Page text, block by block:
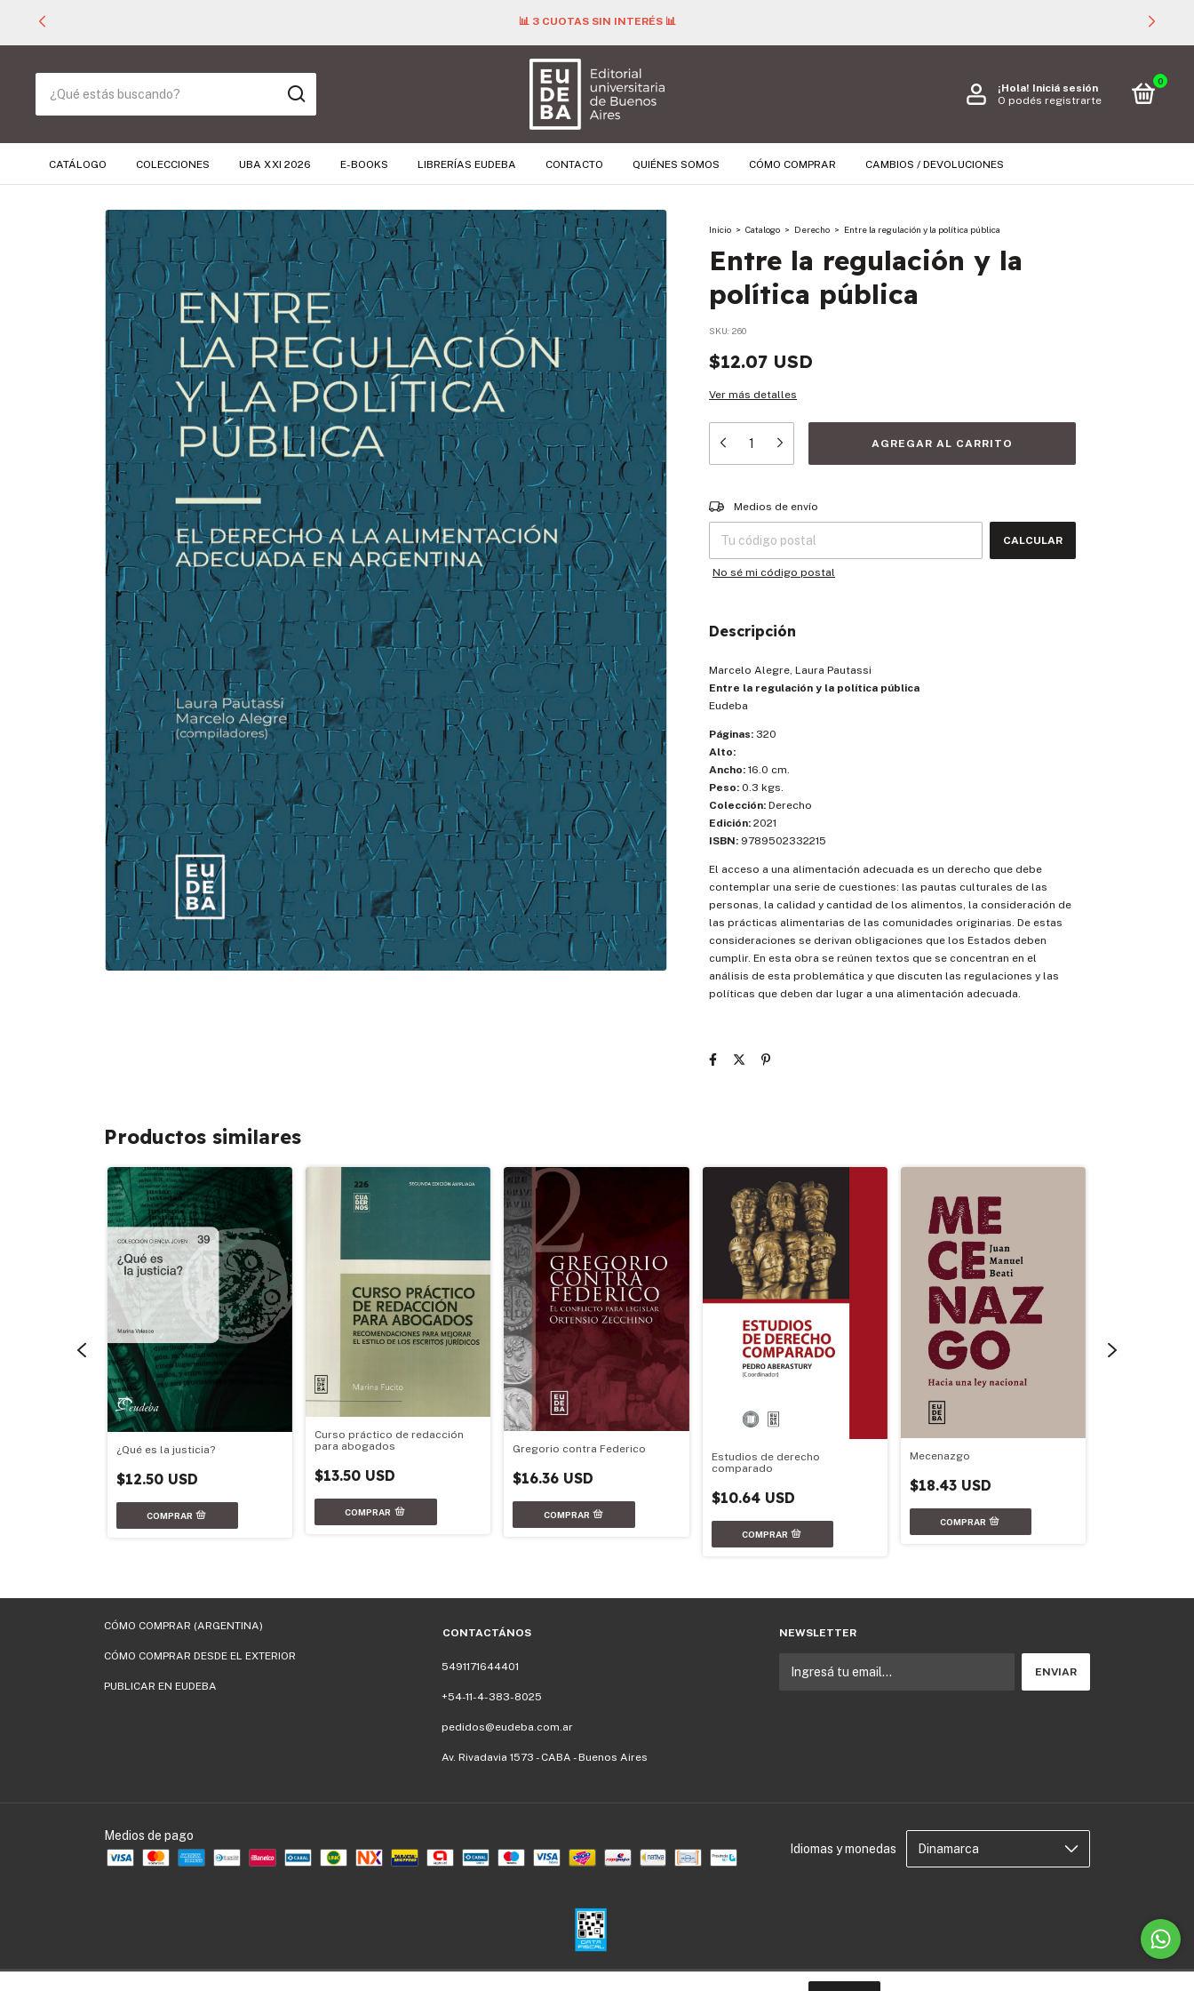
📊 3 CUOTAS SIN INTERÉS 📊
¡Hola! Iniciá sesión
O podés registrarte
0
CATÁLOGO COLECCIONES UBA XXI 2026 E-BOOKS LIBRERÍAS EUDEBA CONTACTO QUIÉNES SOMOS CÓMO COMPRAR CAMBIOS / DEVOLUCIONES
Inicio > Catalogo > Derecho > Entre la regulación y la política pública
Entre la regulación y la
política pública
SKU: 260
$12.07 USD
Ver más detalles
Entregas para el CP:
Medios de envío
CALCULAR
No sé mi código postal
Descripción
Marcelo Alegre, Laura Pautassi
Entre la regulación y la política pública
Eudeba
Páginas: 320
Alto:
Ancho: 16.0 cm.
Peso: 0.3 kgs.
Colección: Derecho
Edición: 2021
ISBN: 9789502332215
El acceso a una alimentación adecuada es un derecho que debe
contemplar una serie de cuestiones: las pautas culturales de las
personas, la calidad y cantidad de los alimentos, la consideración de
las prácticas alimentarias de las comunidades originarias. De estas
consideraciones se derivan obligaciones que los Estados deben
cumplir. En esta obra se reúnen textos que se concentran en el
análisis de esta problemática y que discuten las regulaciones y las
políticas que deben dar lugar a una alimentación adecuada.
Productos similares
¿Qué es la justicia?
$12.50 USD
Curso práctico de redacción
para abogados
$13.50 USD
Gregorio contra Federico
$16.36 USD
Estudios de derecho
comparado
$10.64 USD
Mecenazgo
$18.43 USD
CÓMO COMPRAR (ARGENTINA)
CÓMO COMPRAR DESDE EL EXTERIOR
PUBLICAR EN EUDEBA
CONTACTÁNOS
5491171644401
+54-11-4-383-8025
pedidos@eudeba.com.ar
Av. Rivadavia 1573 - CABA - Buenos Aires
NEWSLETTER
Medios de pago
Idiomas y monedas